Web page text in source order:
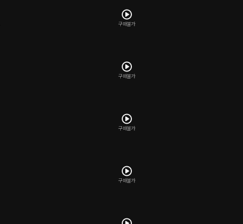
구매불가
구매불가
구매불가
구매불가